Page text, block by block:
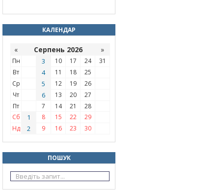
КАЛЕНДАР
« Серпень 2026 »
Пн 3 10 17 24
31
Вт
4 11 18
25
Ср
5 12 19
26
Чт
6 13 20
27
Пт
7 14 21
28
Сб
1 8 15 22
29
Нд
2 9 16 23 30
ПОШУК